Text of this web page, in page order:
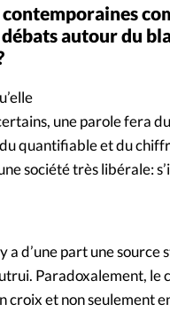
autour du
une parole fera
quantifiable et du
société très libérale:
a d’une part une source
Paradoxalement,
croix et non seulement